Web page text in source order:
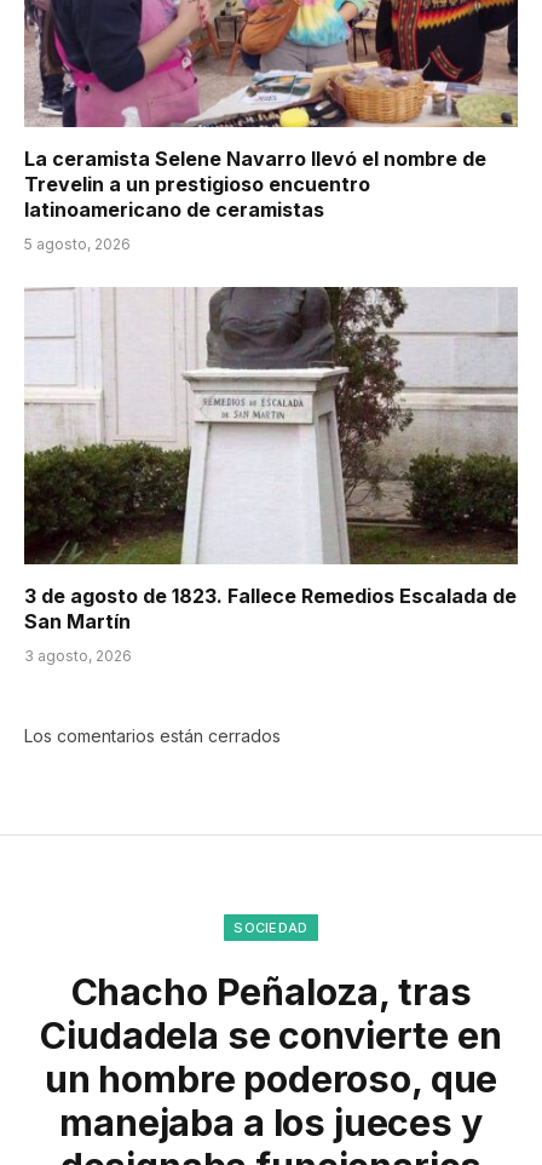
La ceramista Selene Navarro llevó el nombre de
Trevelin a un prestigioso encuentro
latinoamericano de ceramistas
5 agosto, 2026
3 de agosto de 1823. Fallece Remedios Escalada de
San Martín
3 agosto, 2026
Los comentarios están cerrados
SOCIEDAD
Chacho Peñaloza, tras
Ciudadela se convierte en
un hombre poderoso, que
manejaba a los jueces y